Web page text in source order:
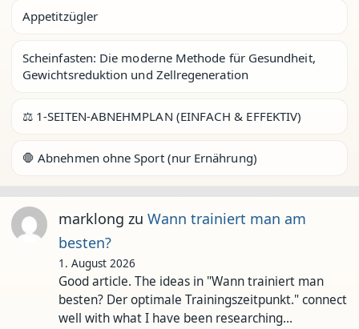
Appetitzügler
Scheinfasten: Die moderne Methode für Gesundheit,
Gewichtsreduktion und Zellregeneration
⚖️ 1-SEITEN-ABNEHMPLAN (EINFACH & EFFEKTIV)
🛑 Abnehmen ohne Sport (nur Ernährung)
marklong zu Wann trainiert man am
besten?
1. August 2026
Good article. The ideas in "Wann trainiert man
besten? Der optimale Trainingszeitpunkt." connect
well with what I have been researching…